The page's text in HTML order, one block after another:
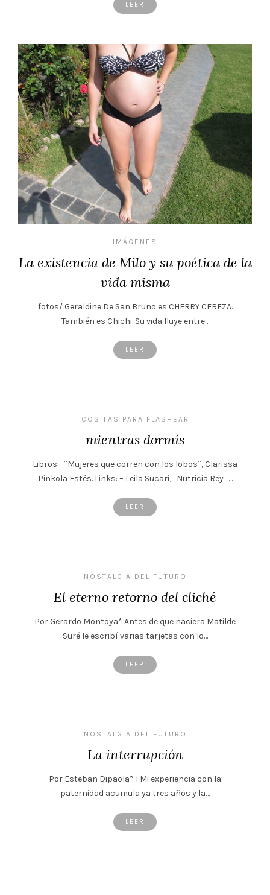
LEER
IMÁGENES
La existencia de Milo y su poética de la
vida misma
fotos/ Geraldine De San Bruno es CHERRY CEREZA.
También es Chichi. Su vida fluye entre…
LEER
COSITAS PARA FLASHEAR
mientras dormís
Libros: -¨Mujeres que corren con los lobos¨, Clarissa
Pinkola Estés. Links: – Leila Sucari, ¨Nutricia Rey¨.…
LEER
NOSTALGIA DEL FUTURO
El eterno retorno del cliché
Por Gerardo Montoya* Antes de que naciera Matilde
Suré le escribí varias tarjetas con lo…
LEER
NOSTALGIA DEL FUTURO
La interrupción
Por Esteban Dipaola* I Mi experiencia con la
paternidad acumula ya tres años y la…
LEER